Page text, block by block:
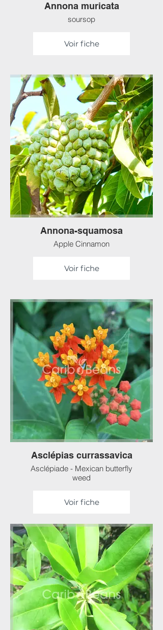
Annona muricata
soursop
Voir fiche
Annona-squamosa
Apple Cinnamon
Voir fiche
Asclépias currassavica
Asclépiade - Mexican butterfly
weed
Voir fiche